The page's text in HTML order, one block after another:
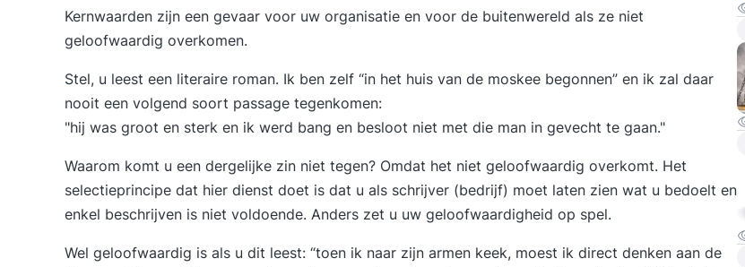
Kernwaarden zijn een gevaar voor uw organisatie en voor de buitenwereld als ze niet
geloofwaardig overkomen.
Stel, u leest een literaire roman. Ik ben zelf “in het huis van de moskee begonnen” en ik zal daar
nooit een volgend soort passage tegenkomen:
"hij was groot en sterk en ik werd bang en besloot niet met die man in gevecht te gaan."
Waarom komt u een dergelijke zin niet tegen? Omdat het niet geloofwaardig overkomt. Het
selectieprincipe dat hier dienst doet is dat u als schrijver (bedrijf) moet laten zien wat u bedoelt en
enkel beschrijven is niet voldoende. Anders zet u uw geloofwaardigheid op spel.
Wel geloofwaardig is als u dit leest: “toen ik naar zijn armen keek, moest ik direct denken aan de